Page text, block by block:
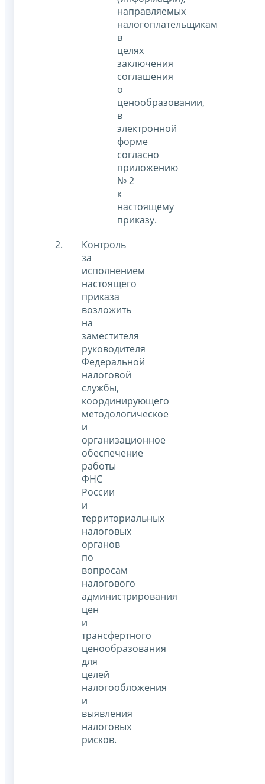
направляемых
налогоплательщикам
в
целях
заключения
соглашения
о
ценообразовании,
в
электронной
форме
согласно
приложению
№ 2
к
настоящему
приказу.
Контроль
за
исполнением
настоящего
приказа
возложить
на
заместителя
руководителя
Федеральной
налоговой
службы,
координирующего
методологическое
и
организационное
обеспечение
работы
ФНС
России
и
территориальных
налоговых
органов
по
вопросам
налогового
администрирования
цен
и
трансфертного
ценообразования
для
целей
налогообложения
и
выявления
налоговых
рисков.